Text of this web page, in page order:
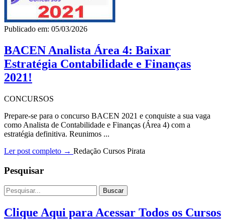
Publicado em: 05/03/2026
BACEN Analista Área 4: Baixar
Estratégia Contabilidade e Finanças
2021!
CONCURSOS
Prepare-se para o concurso BACEN 2021 e conquiste a sua vaga
como Analista de Contabilidade e Finanças (Área 4) com a
estratégia definitiva. Reunimos ...
Ler post completo → Redação Cursos Pirata
Pesquisar
Buscar
Clique Aqui para Acessar Todos os Cursos